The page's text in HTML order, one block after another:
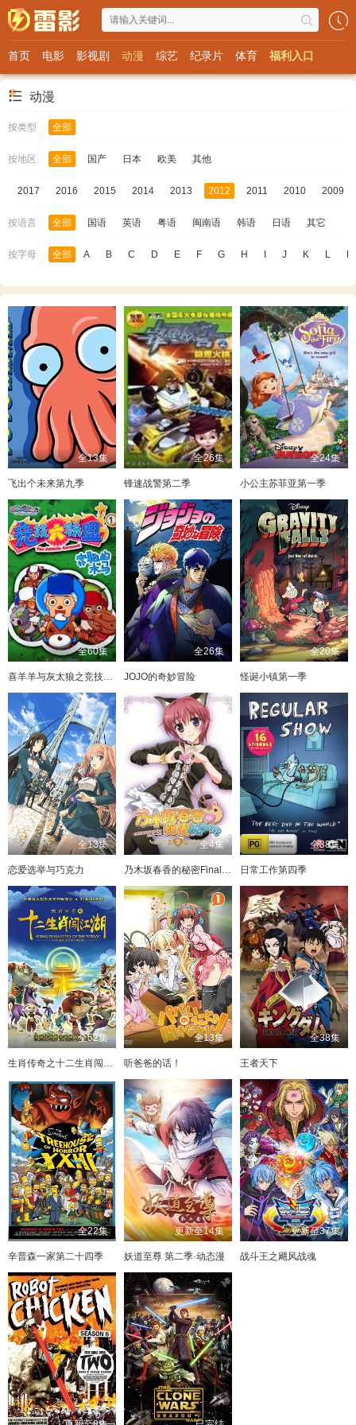
首页 电影 影视剧 动漫 综艺 纪录片 体育 福利入口
动漫
按类型 全部
按地区 全部 国产 日本 欧美 其他
2017 2016 2015 2014 2013 2012 2011 2010 2009
按语言 全部 国语 英语 粤语 闽南语 韩语 日语 其它
按字母 全部 A B C D E F G H J K L
全13集
飞出个未来第九季
全26集
锋速战警第二季
全24集
小公主苏菲亚第一季
全60集
喜羊羊与灰太狼之竞技大联盟
全26集
JOJO的奇妙冒险
全20集
怪诞小镇第一季
全13集
恋爱选举与巧克力
全4集
乃木坂春香的秘密Finale♪
全38集
日常工作第四季
全52集
生肖传奇之十二生肖闯江湖
全13集
听爸爸的话！
全38集
王者天下
全22集
辛普森一家第二十四季
更新至14集
妖道至尊 第二季·动态漫
更新至37集
战斗王之飓风战魂